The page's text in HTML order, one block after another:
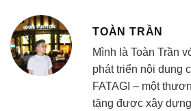
TOÀN TRẦN
Mình là Toàn Trần
phát triển nội dung
FATAGI – một
tặng được xây